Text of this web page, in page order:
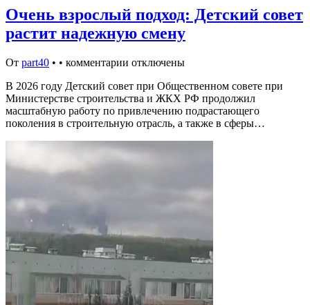
Очень взрослый подход: Детский совет
растит надежную смену
От part40 • • комментарии отключены
В 2026 году Детский совет при Общественном совете при
Министерстве строительства и ЖКХ РФ продолжил
масштабную работу по привлечению подрастающего
поколения в строительную отрасль, а также в сферы…